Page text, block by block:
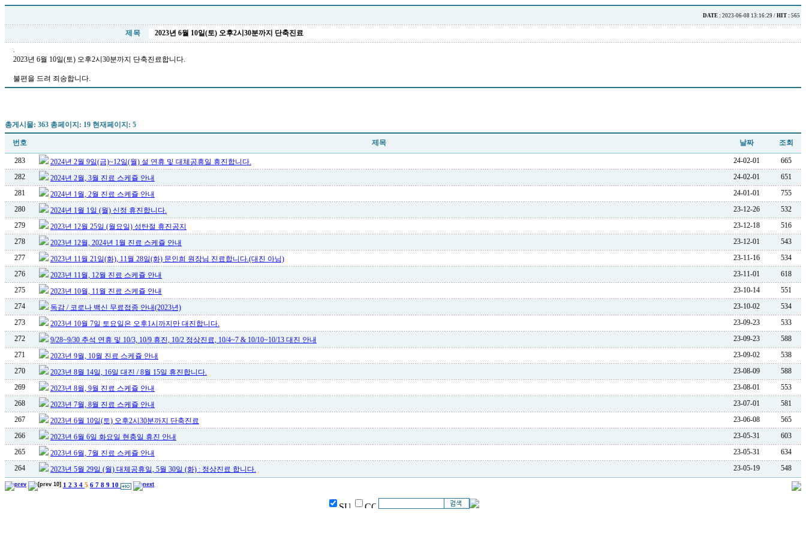
DATE : 2023-06-08 13:16:29 / HIT : 565
제 목
2023년 6월 10일(토) 오후2시30분까지 단축진료
.
2023년 6월 10일(토) 오후2시30분까지 단축진료합니다.
불편을 드려 죄송합니다.
총게시물: 363 총페이지: 19 현재페이지: 5
번호 제목 날짜 조회
283 2024년 2월 9일(금)~12일(월) 설 연휴 및 대체공휴일 휴진합니다. 24-02-01
665
282
2024년 2월, 3월 진료 스케쥴 안내 24-02-01
651
281
2024년 1월, 2월 진료 스케쥴 안내 24-01-01
755
280
2024년 1월 1일 (월) 신정 휴진합니다. 23-12-26
532
279
2023년 12월 25일 (월요일) 성탄절 휴진공지 23-12-18
516
278
2023년 12월, 2024년 1월 진료 스케쥴 안내 23-12-01
543
277
2023년 11월 21일(화), 11월 28일(화) 문인희 원장님 진료합니다.(대진 아님) 23-11-16
534
276
2023년 11월, 12월 진료 스케쥴 안내 23-11-01
618
275
2023년 10월, 11월 진료 스케쥴 안내 23-10-14
551
274
독감 / 코로나 백신 무료접종 안내(2023년) 23-10-02
534
273
2023년 10월 7일 토요일은 오후1시까지만 대진합니다. 23-09-23
533
272
9/28~9/30 추석 연휴 및 10/3, 10/9 휴진, 10/2 정상진료, 10/4~7 & 10/10~10/13 대진 안내 23-09-23
588
271
2023년 9월, 10월 진료 스케쥴 안내 23-09-02
538
270
2023년 8월 14일, 16일 대진 / 8월 15일 휴진합니다. 23-08-09
588
269
2023년 8월, 9월 진료 스케쥴 안내 23-08-01
553
268
2023년 7월, 8월 진료 스케쥴 안내 23-07-01
581
267
2023년 6월 10일(토) 오후2시30분까지 단축진료 23-06-08
565
266
2023년 6월 6일 화요일 현충일 휴진 안내 23-05-31
603
265
2023년 6월, 7월 진료 스케쥴 안내 23-05-31
634
264
2023년 5월 29일 (월) 대체공휴일, 5월 30일 (화) : 정상진료 합니다. 23-05-19 548
1 2 3 4 5 6 7 8 9 10